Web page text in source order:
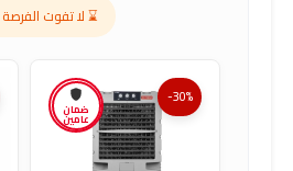
⌛ لا تفوت الفرصة
ضمان
عامين
-30%